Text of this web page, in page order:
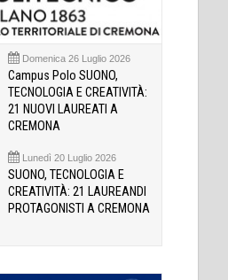
Domenica 26 Luglio 2026
Campus Polo SUONO,
TECNOLOGIA E CREATIVITÀ:
21 NUOVI LAUREATI A
CREMONA
Lunedì 20 Luglio 2026
SUONO, TECNOLOGIA E
CREATIVITÀ: 21 LAUREANDI
PROTAGONISTI A CREMONA